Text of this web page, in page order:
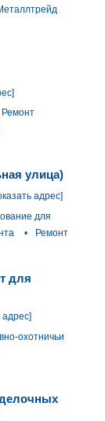
Ремонт
улица)
адрес]
для
•
Ремонт
для
адрес]
охотничьи